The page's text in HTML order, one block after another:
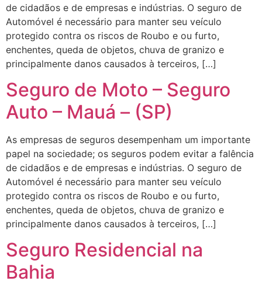
de cidadãos e de empresas e indústrias. O seguro de
Automóvel é necessário para manter seu veículo
protegido contra os riscos de Roubo e ou furto,
enchentes, queda de objetos, chuva de granizo e
principalmente danos causados à terceiros, […]
Seguro de Moto – Seguro
Auto – Mauá – (SP)
As empresas de seguros desempenham um importante
papel na sociedade; os seguros podem evitar a falência
de cidadãos e de empresas e indústrias. O seguro de
Automóvel é necessário para manter seu veículo
protegido contra os riscos de Roubo e ou furto,
enchentes, queda de objetos, chuva de granizo e
principalmente danos causados à terceiros, […]
Seguro Residencial na
Bahia